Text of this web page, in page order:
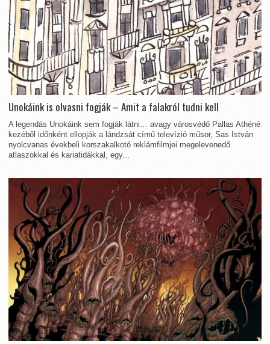
Unokáink is olvasni fogják – Amit a falakról tudni kell
A legendás Unokáink sem fogják látni… avagy városvédő Pallas Athéné
kezéből időnként ellopják a lándzsát című televízió műsor, Sas István
nyolcvanas évekbeli korszakalkotó reklámfilmjei megelevenedő
atlaszokkal és kariatidákkal, egy...